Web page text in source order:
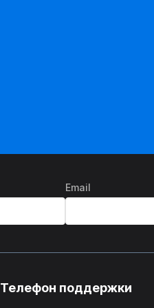
Email
Телефон поддержки